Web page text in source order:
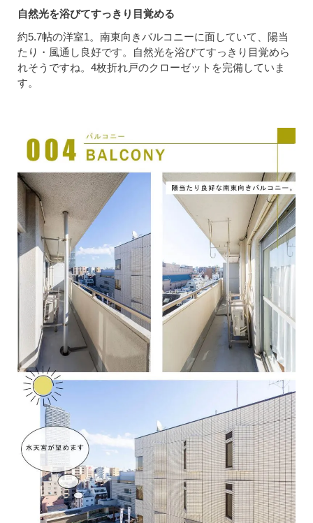
自然光を浴びてすっきり目覚める
約5.7帖の洋室1。南東向きバルコニーに面していて、陽当
たり・風通し良好です。自然光を浴びてすっきり目覚めら
れそうですね。4枚折れ戸のクローゼットを完備していま
す。